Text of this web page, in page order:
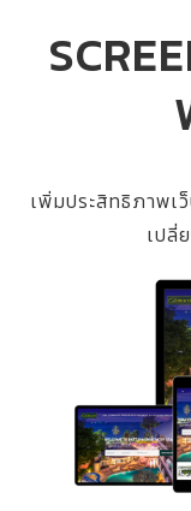
เพิ่มประสิทธิภาพเ
เปลี่